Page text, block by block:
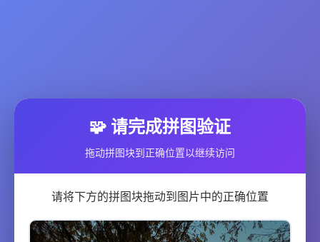
🧩 请完成拼图验证
拖动拼图块到正确位置以继续访问
请将下方的拼图块拖动到图片中的正确位置